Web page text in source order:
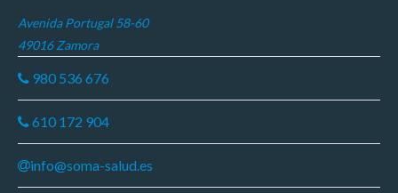
Avenida Portugal 58-60
49016 Zamora
980 536 676
610 172 904
info@soma-salud.es